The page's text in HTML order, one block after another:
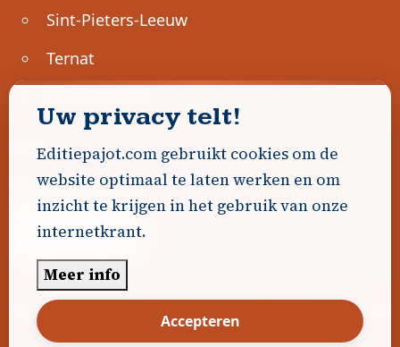
Sint-Pieters-Leeuw
Ternat
Geen advertenties gevonden.
Uw advertentie hier? Contacteer ons!
Word Partner!
© 2026 Editiepajot.com
Algemene voorwaarden
|Disclaimer Privacybeleid Cookiebeleid|
Uw privacy telt!
Editiepajot.com gebruikt cookies om de
website optimaal te laten werken en om
inzicht te krijgen in het gebruik van onze
internetkrant.
Meer info
Accepteren